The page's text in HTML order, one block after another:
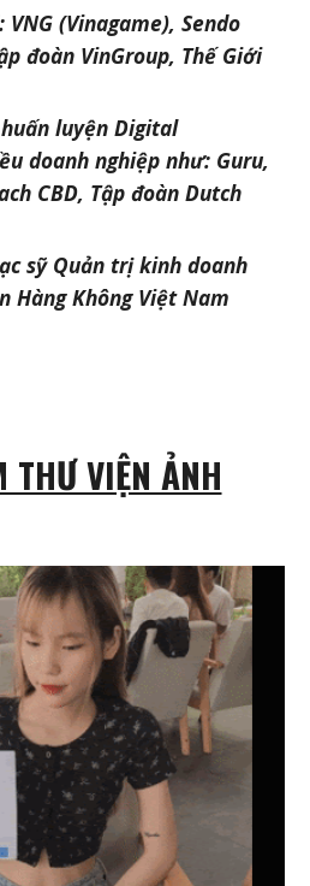
(Vinagame), Sendo
đoàn VinGroup, Thế Giới
luyện Digital
doanh nghiệp như: Guru,
CBD, Tập đoàn Dutch
sỹ Quản trị kinh doanh
Hàng Không Việt Nam
THƯ VIỆN ẢNH